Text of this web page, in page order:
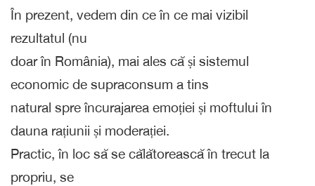
În prezent, vedem din ce în ce mai vizibil
rezultatul (nu
doar în România), mai ales că și sistemul
economic de supraconsum a tins
natural spre încurajarea emoției și moftului în
dauna rațiunii și moderației.
Practic, în loc să se călătorească în trecut la
propriu, se